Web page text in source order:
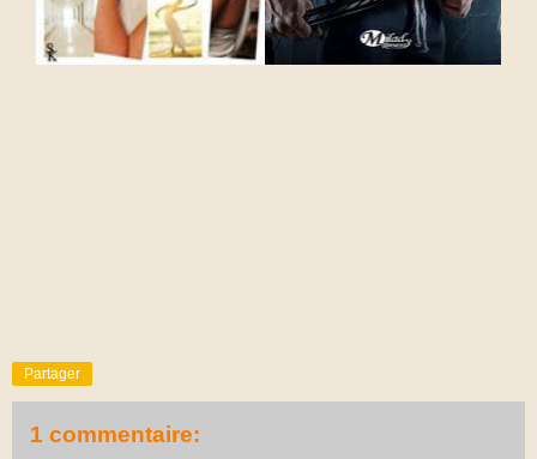
Partager
1 commentaire: